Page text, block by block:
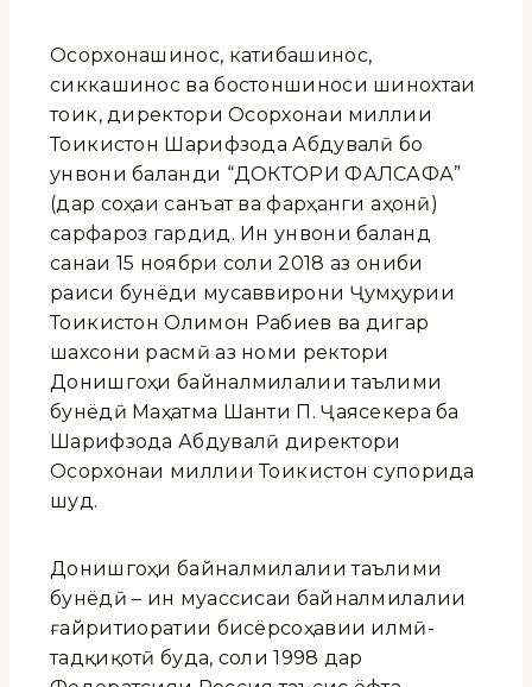
Осорхонашинос, катибашинос,
сиккашинос ва бостоншиноси шинохтаи
тоҷик, директори Осорхонаи миллии
Тоҷикистон Шарифзода Абдувалӣ бо
унвони баланди “ДОКТОРИ ФАЛСАФА”
(дар соҳаи санъат ва фарҳанги ҷаҳонӣ)
сарфароз гардид. Ин унвони баланд
санаи 15 ноябри соли 2018 аз ҷониби
раиси бунёди мусаввирони Ҷумҳурии
Тоҷикистон Олимҷон Рабиев ва дигар
шахсони расмӣ аз номи ректори
Донишгоҳи байналмилалии таълими
бунёдӣ Маҳатма Шанти П. Ҷаясекера ба
Шарифзода Абдувалӣ директори
Осорхонаи миллии Тоҷикистон супорида
шуд.
Донишгоҳи байналмилалии таълими
бунёдӣ – ин муассисаи байналмилалии
ғайритиҷоратии бисёрсоҳавии илмӣ-
тадқиқотӣ буда, соли 1998 дар